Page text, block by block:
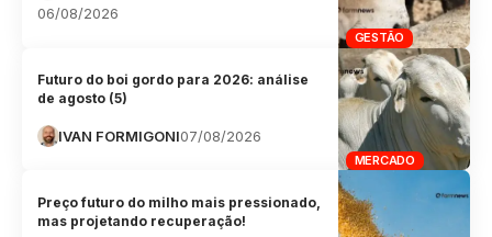
GESTÃO
06/08/2026
MERCADO
Futuro do boi gordo para 2026: análise
de agosto (5)
IVAN FORMIGONI07/08/2026
Preço futuro do milho mais pressionado,
mas projetando recuperação!